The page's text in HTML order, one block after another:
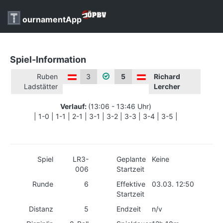
ournamentApp
Spiel-Information
Ruben
Ladstätter
3 5
Richard
Lercher
Verlauf: (13:06 - 13:46 Uhr)
| 1-0 | 1-1 | 2-1 | 3-1 | 3-2 | 3-3 | 3-4 | 3-5 |
Spiel
LR3-
006
Geplante
Startzeit
Keine
Runde 6
Effektive
Startzeit
03.03. 12:50
Distanz 5 Endzeit
n/v